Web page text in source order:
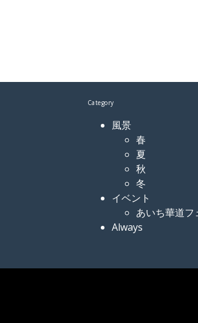
Category
風景
春
夏
秋
冬
イベント
あいち華道
Always